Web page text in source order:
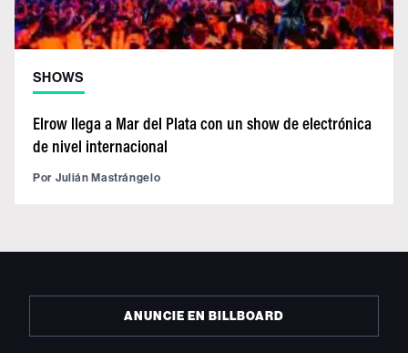
SHOWS
Elrow llega a Mar del Plata con un show de electrónica
de nivel internacional
Por Julián Mastrángelo
ANUNCIE EN BILLBOARD